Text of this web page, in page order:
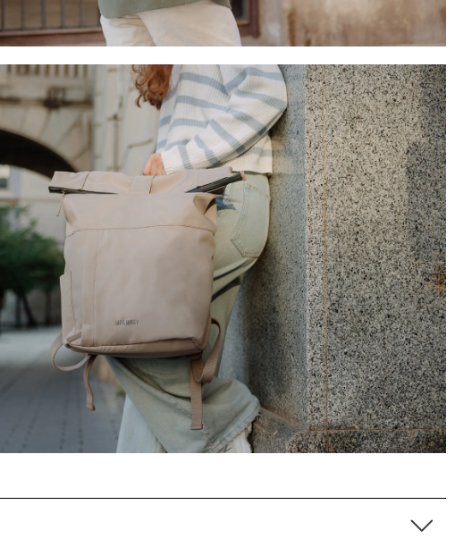
Utile? Oui Partager
Facebook
Vannes, FR, 28/11/2025
Sabine H****
Bonjour J’ai reçu mon sac à dos dans un simple
emballage Graft sans renfort avec des marques
comme si on avait roulé ou marche sur le colis
Pas de petit mot de remerciements d'achat
Oui Partager
Twitter
Facebook
Douai, FR, 13/10/2025
C'est mon deuxième achat chez Fitz & Huxley et
toujours aussi satisfaite. Livraison rapide et
soignée. Les sacs sont très beaux et solides.
Excellente qualité ! !
Oui Partager
Twitter
Facebook
France, 15/02/2025
Eliane Boulon****
Twitter